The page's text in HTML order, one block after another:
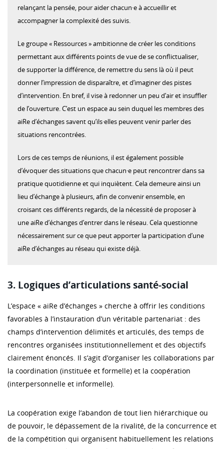
relançant la pensée, pour aider chacun·e à accueillir et
accompagner la complexité des suivis.
Le groupe « Ressources » ambitionne de créer les conditions
permettant aux différents points de vue de se conflictualiser,
de supporter la différence, de remettre du sens là où il peut
donner l’impression de disparaître, et d’imaginer des pistes
d’intervention. En bref, il vise à redonner un peu d’air et insuffler
de l’ouverture. C’est un espace au sein duquel les membres des
aiRe d’échanges savent qu’ils·elles peuvent venir parler des
situations rencontrées.
Lors de ces temps de réunions, il est également possible
d’évoquer des situations que chacun·e peut rencontrer dans sa
pratique quotidienne et qui inquiètent. Cela demeure ainsi un
lieu d’échange à plusieurs, afin de convenir ensemble, en
croisant ces différents regards, de la nécessité de proposer à
une aiRe d’échanges d’entrer dans le réseau. Cela questionne
nécessairement sur ce que peut apporter la participation d’une
aiRe d’échanges au réseau qui existe déjà.
3. Logiques d’articulations santé-social
L’espace « aiRe d’échanges » cherche à offrir les conditions
favorables à l’instauration d’un véritable partenariat : des
champs d’intervention délimités et articulés, des temps de
rencontres organisées institutionnellement et des objectifs
clairement énoncés. Il s’agit d’organiser les collaborations par
la coordination (instituée et formelle) et la coopération
(interpersonnelle et informelle).
La coopération exige l’abandon de tout lien hiérarchique ou
de pouvoir, le dépassement de la rivalité, de la concurrence et
de la compétition qui organisent habituellement les relations